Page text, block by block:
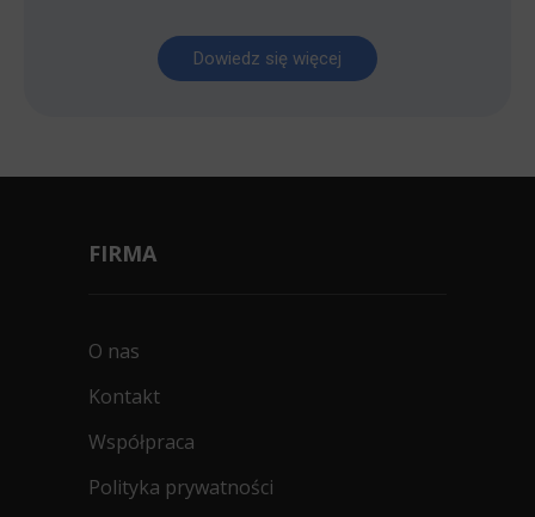
Dowiedz się więcej
FIRMA
O nas
Kontakt
Współpraca
Polityka prywatności